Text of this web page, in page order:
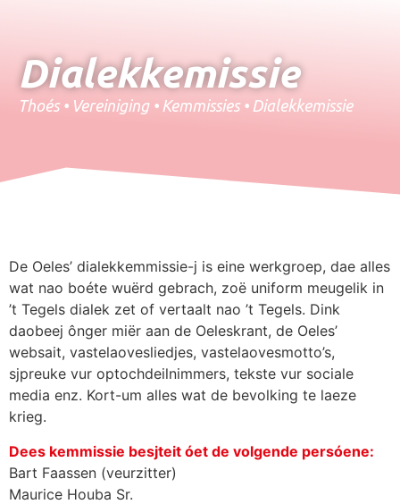
Dialekkemissie
Thoés• Vereiniging• Kemmissies• Dialekkemissie
De Oeles’ dialekkemmissie-j is eine werkgroep, dae alles
wat nao boéte wuërd gebrach, zoë uniform meugelik in
’t Tegels dialek zet of vertaalt nao ’t Tegels. Dink
daobeej ônger miër aan de Oeleskrant, de Oeles’
websait, vastelaovesliedjes, vastelaovesmotto’s,
sjpreuke vur optochdeilnimmers, tekste vur sociale
media enz. Kort-um alles wat de bevolking te laeze
krieg.
Dees kemmissie besjteit óet de volgende persóene:
Bart Faassen (veurzitter)
Maurice Houba Sr.